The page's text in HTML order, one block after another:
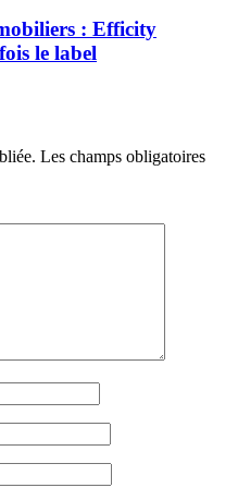
: Efficity
le label
Les champs obligatoires